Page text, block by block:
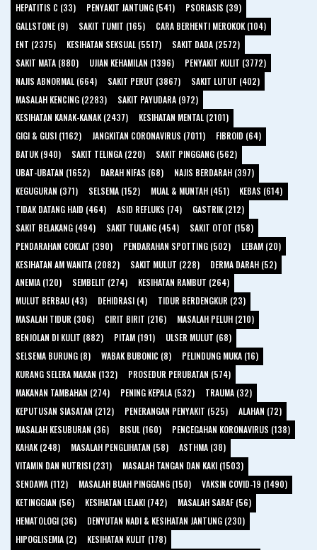
HEPATITIS C (33)
PENYAKIT JANTUNG (541)
PSORIASIS (39)
GALLSTONE (9)
SAKIT TUMIT (165)
CARA BERHENTI MEROKOK (104)
ENT (2375)
KESIHATAN SEKSUAL (5517)
SAKIT DADA (2572)
SAKIT MATA (880)
UJIAN KEHAMILAN (1396)
PENYAKIT KULIT (3772)
NAJIS ABNORMAL (664)
SAKIT PERUT (3867)
SAKIT LUTUT (402)
MASALAH KENCING (2283)
SAKIT PAYUDARA (972)
KESIHATAN KANAK-KANAK (2437)
KESIHATAN MENTAL (2101)
GIGI & GUSI (1162)
JANGKITAN CORONAVIRUS (7011)
FIBROID (64)
BATUK (940)
SAKIT TELINGA (220)
SAKIT PINGGANG (562)
UBAT-UBATAN (1652)
DARAH NIFAS (68)
NAJIS BERDARAH (397)
KEGUGURAN (371)
SELSEMA (152) MUAL & MUNTAH (451)
KEBAS (614)
TIDAK DATANG HAID (464)
ASID REFLUKS (74)
GASTRIK (212)
SAKIT BELAKANG (494)
SAKIT TULANG (454)
SAKIT OTOT (158)
PENDARAHAN COKLAT (390)
PENDARAHAN SPOTTING (502)
LEBAM (20)
KESIHATAN AM WANITA (2082)
SAKIT MULUT (228)
DERMA DARAH (52)
ANEMIA (120)
SEMBELIT (274)
KESIHATAN RAMBUT (264)
MULUT BERBAU (43)
DEHIDRASI (4)
TIDUR BERDENGKUR (23)
MASALAH TIDUR (306)
CIRIT BIRIT (216)
MASALAH PELUH (210)
BENJOLAN DI KULIT (882)
PITAM (191)
ULSER MULUT (68)
SELSEMA BURUNG (8)
WABAK BUBONIC (8)
PELINDUNG MUKA (16)
KURANG SELERA MAKAN (132)
PROSEDUR PERUBATAN (574)
MAKANAN TAMBAHAN (274)
PENING KEPALA (532)
TRAUMA (32)
KEPUTUSAN SIASATAN (212)
PENERANGAN PENYAKIT (525)
ALAHAN (72)
MASALAH KESUBURAN (36)
BISUL (160)
PENCEGAHAN KORONAVIRUS (138)
KAHAK (248)
MASALAH PENGLIHATAN (58)
ASTHMA (38)
VITAMIN DAN NUTRISI (231)
MASALAH TANGAN DAN KAKI (1503)
SENDAWA (112)
MASALAH BUAH PINGGANG (150)
VAKSIN COVID-19 (1490)
KETINGGIAN (56)
KESIHATAN LELAKI (742)
MASALAH SARAF (56)
HEMATOLOGI (36)
DENYUTAN NADI & KESIHATAN JANTUNG (230)
HIPOGLISEMIA (2)
KESIHATAN KULIT (178)